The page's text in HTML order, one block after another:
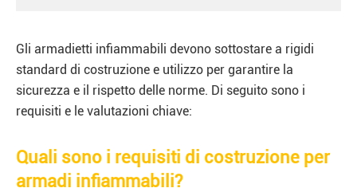
Gli armadietti infiammabili devono sottostare a rigidi
standard di costruzione e utilizzo per garantire la
sicurezza e il rispetto delle norme. Di seguito sono i
requisiti e le valutazioni chiave:
Quali sono i requisiti di costruzione per
armadi infiammabili?